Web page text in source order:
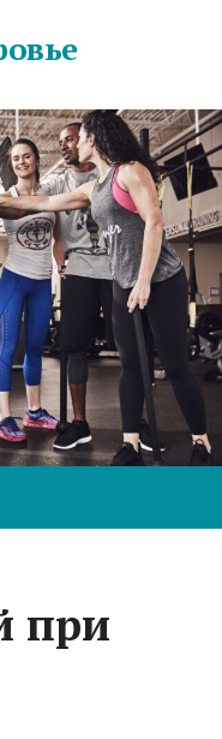
при